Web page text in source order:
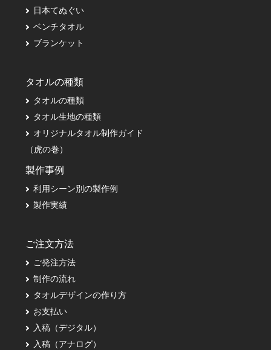
日本てぬぐい
ベンチタオル
ブランケット
タオルの種類
タオルの種類
タオル生地の種類
オリジナルタオル制作ガイド
（虎の巻）
製作事例
利用シーン別の製作例
製作実績
ご注文方法
ご発注方法
制作の流れ
タオルデザインの作り方
お支払い
入稿（デジタル）
入稿（アナログ）